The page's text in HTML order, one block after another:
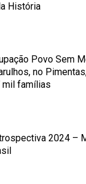
História
Povo Sem
no
mil famílias
2024 –